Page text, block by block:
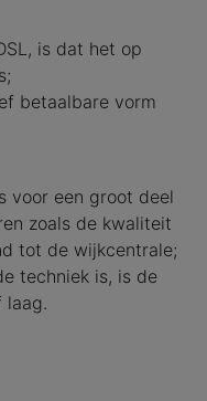
is dat het op
betaalbare vorm
voor een groot deel
zoals de kwaliteit
tot de wijkcentrale;
techniek is, is de
laag.